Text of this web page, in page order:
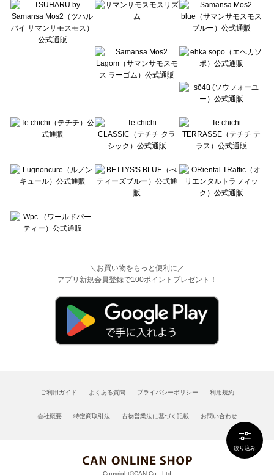
絞り込み
Lugnoncure（ルノンキュール）の一覧
BETTY'S BLUE（べティーズブルー）の一覧
Wpc.（ワールドパーティー）の一覧
＼お買い物をもっと便利に／
アプリ新規会員登録で100ポイントプレゼント！
ご利用ガイド よくある質問 プライバシーポリシー 利用規約
会社概要 特定商取引法 古物営業法に基づく記載 お問い合わせ
Copyright©CAN Co., Ltd